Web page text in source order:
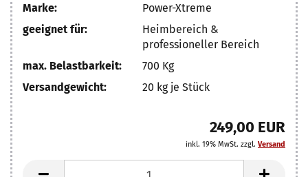
Marke:
Power-Xtreme
geeignet für:
Heimbereich &
professioneller Bereich
max. Belastbarkeit:
700 Kg
Versandgewicht:
20 kg je Stück
249,00 EUR
inkl. 19% MwSt. zzgl. Versand